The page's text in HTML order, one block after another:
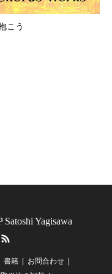
こう
Yagisawa
書籍
お問合わせ